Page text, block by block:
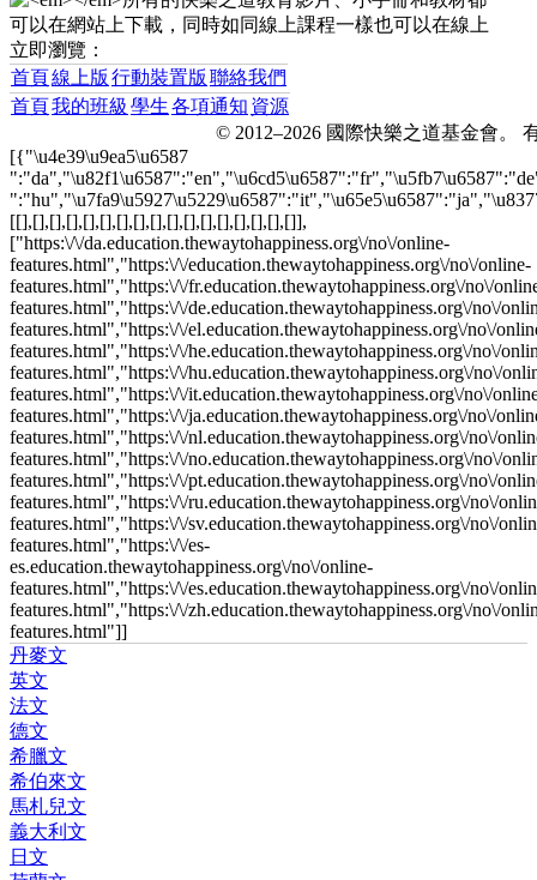
首頁線上版 行動裝置版 聯絡我們
首頁我的班級 學生各項通知 資源
© 2012–2026 國際快樂之道基金會。
[{"\u4e39\u9ea5\u6587
[[],[],[],[],[],[],[],[],[],[],[],[],[],[],[],[],[]],
["https:\/\/da.education.thewaytohappiness.org\/no\/online-
features.html","https:\/\/education.thewaytohappiness.org\/no\/online-
features.html","https:\/\/fr.education.thewaytohappiness.org\/no\/
features.html","https:\/\/de.education.thewaytohappiness.org\/no\/
features.html","https:\/\/el.education.thewaytohappiness.org\/no\/
features.html","https:\/\/he.education.thewaytohappiness.org\/no\/
features.html","https:\/\/hu.education.thewaytohappiness.org\/no\/
features.html","https:\/\/it.education.thewaytohappiness.org\/no\/
features.html","https:\/\/ja.education.thewaytohappiness.org\/no\/
features.html","https:\/\/nl.education.thewaytohappiness.org\/no\/
features.html","https:\/\/no.education.thewaytohappiness.org\/no\/
features.html","https:\/\/pt.education.thewaytohappiness.org\/no\/
features.html","https:\/\/ru.education.thewaytohappiness.org\/no\/
features.html","https:\/\/sv.education.thewaytohappiness.org\/no\/
features.html","https:\/\/es-
es.education.thewaytohappiness.org\/no\/online-
features.html","https:\/\/es.education.thewaytohappiness.org\/no\/
features.html","https:\/\/zh.education.thewaytohappiness.org\/no\/
features.html"]]
丹麥文
英文
法文
德文
希臘文
希伯來文
馬札兒文
義大利文
日文